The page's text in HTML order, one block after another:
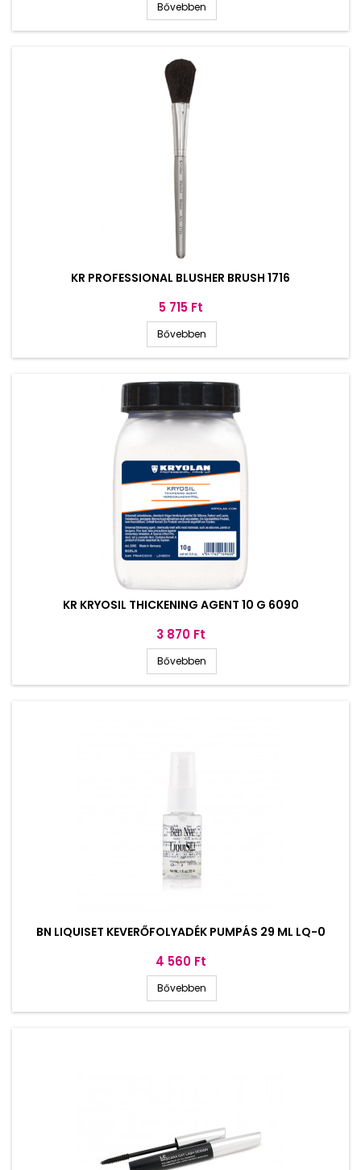
Bővebben
KR PROFESSIONAL BLUSHER BRUSH 1716
Ár
5 715 Ft
Bővebben
KR KRYOSIL THICKENING AGENT 10 G 6090
Ár
3 870 Ft
Bővebben
BN LIQUISET KEVERŐFOLYADÉK PUMPÁS 29 ML LQ-0
Ár
4 560 Ft
Bővebben